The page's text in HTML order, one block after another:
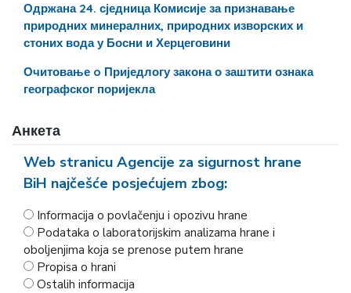
Одржана 24. сједница Комисије за признавање
природних минералних, природних изворских и
стоних вода у Босни и Херцеговини
Очитовање o Приједлогу закона о заштити ознака
географског поријекла
Анкета
Web stranicu Agencije za sigurnost hrane
BiH najčešće posjećujem zbog:
Informacija o povlačenju i opozivu hrane
Podataka o laboratorijskim analizama hrane i
oboljenjima koja se prenose putem hrane
Propisa o hrani
Ostalih informacija